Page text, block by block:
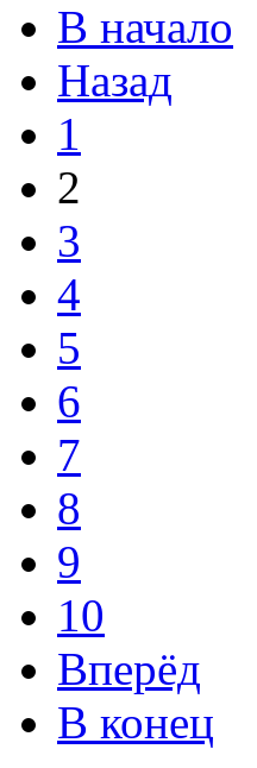
В начало
Назад
1
2
3
4
5
6
7
8
9
10
Вперёд
В конец